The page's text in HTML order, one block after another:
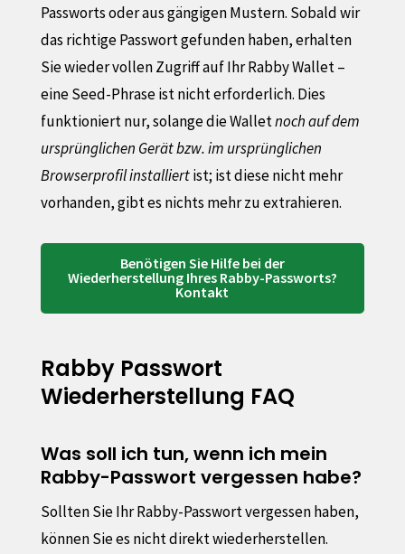
Passworts oder aus gängigen Mustern. Sobald wir
das richtige Passwort gefunden haben, erhalten
Sie wieder vollen Zugriff auf Ihr Rabby Wallet –
eine Seed-Phrase ist nicht erforderlich. Dies
funktioniert nur, solange die Walletnoch auf dem
ursprünglichen Gerät bzw. im ursprünglichen
Browserprofil installiertist; ist diese nicht mehr
vorhanden, gibt es nichts mehr zu extrahieren.
Benötigen Sie Hilfe bei der
Wiederherstellung Ihres Rabby-Passworts?
Kontakt
Rabby Passwort
Wiederherstellung FAQ
Was soll ich tun, wenn ich mein
Rabby-Passwort vergessen habe?
Sollten Sie Ihr Rabby-Passwort vergessen haben,
können Sie es nicht direkt wiederherstellen.